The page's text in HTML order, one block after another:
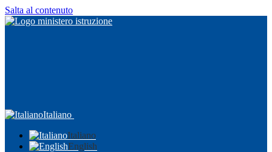
Salta al contenuto
Italiano
Italiano
English